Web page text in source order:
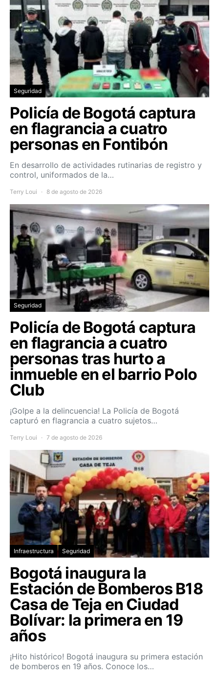
Seguridad
Policía de Bogotá captura
en flagrancia a cuatro
personas en Fontibón
En desarrollo de actividades rutinarias de registro y
control, uniformados de la…
Terry Loui 8 de agosto de 2026
Seguridad
Policía de Bogotá captura
en flagrancia a cuatro
personas tras hurto a
inmueble en el barrio Polo
Club
¡Golpe a la delincuencia! La Policía de Bogotá
capturó en flagrancia a cuatro sujetos…
Terry Loui 7 de agosto de 2026
Infraestructura Seguridad
Bogotá inaugura la
Estación de Bomberos B18
Casa de Teja en Ciudad
Bolívar: la primera en 19
años
¡Hito histórico! Bogotá inaugura su primera estación
de bomberos en 19 años. Conoce los…